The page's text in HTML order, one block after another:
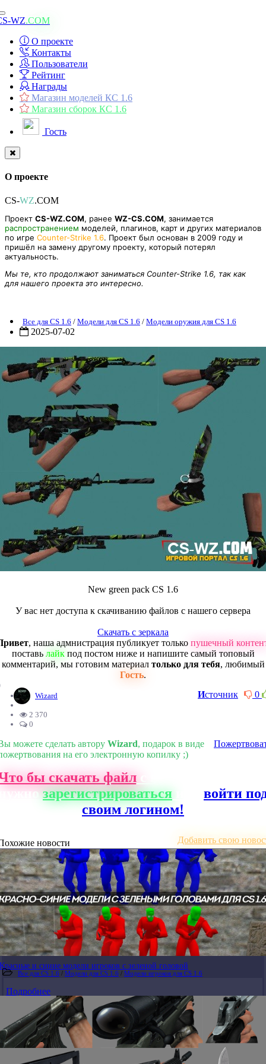
Toggle
navigation
WZ.COM
О проекте
Контакты
Пользователи
Рейтинг
Награды
Магазин моделей КС 1.6
Магазин сборок КС 1.6
Гость
О проекте
CS-WZ.COM
Проект CS-WZ.COM, ранее WZ-CS.COM, занимается
распространением моделей, плагинов, карт и других материалов
по игре Counter-Strike 1.6. Проект был основан в 2009 году и
пришёл на замену другому проекту, который потерял
актуальность.
Мы те, кто продолжают заниматься Counter-Strike 1.6, так как
для нашего проекта это интересно.
Все для CS 1.6 / Модели для CS 1.6 / Модели оружия для CS 1.6
2025-07-02
New green pack CS 1.6
У вас нет доступа к скачиванию файлов с нашего сервера
Скачать с зеркала
, наша адмнистрация публикует только пушечный
поставь лайкпод постом ниже и напишите самый топовый
комментарий, мы готовим материал только для тебя, любимый
Гость.
0
Источник
Wizard
2 370
0
можете сделать автору Wizard, подарок в виде
на его электронную копилку ;)
бы скачать файлс нашего сайта,
зарегистрироваться
войти
своим логином!
новости Добавить свою
Красные и синие модели игроков с зеленой головой
Все для CS 1.6 / Модели для CS 1.6 / Модели игроков для CS 1.6
Подробнее